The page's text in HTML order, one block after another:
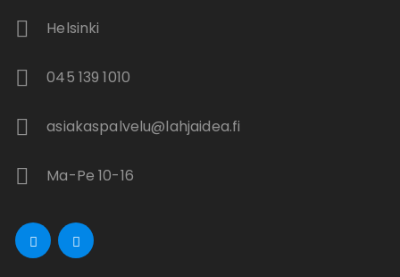
Helsinki
045 139 1010
asiakaspalvelu@lahjaidea.fi
Ma-Pe 10-16